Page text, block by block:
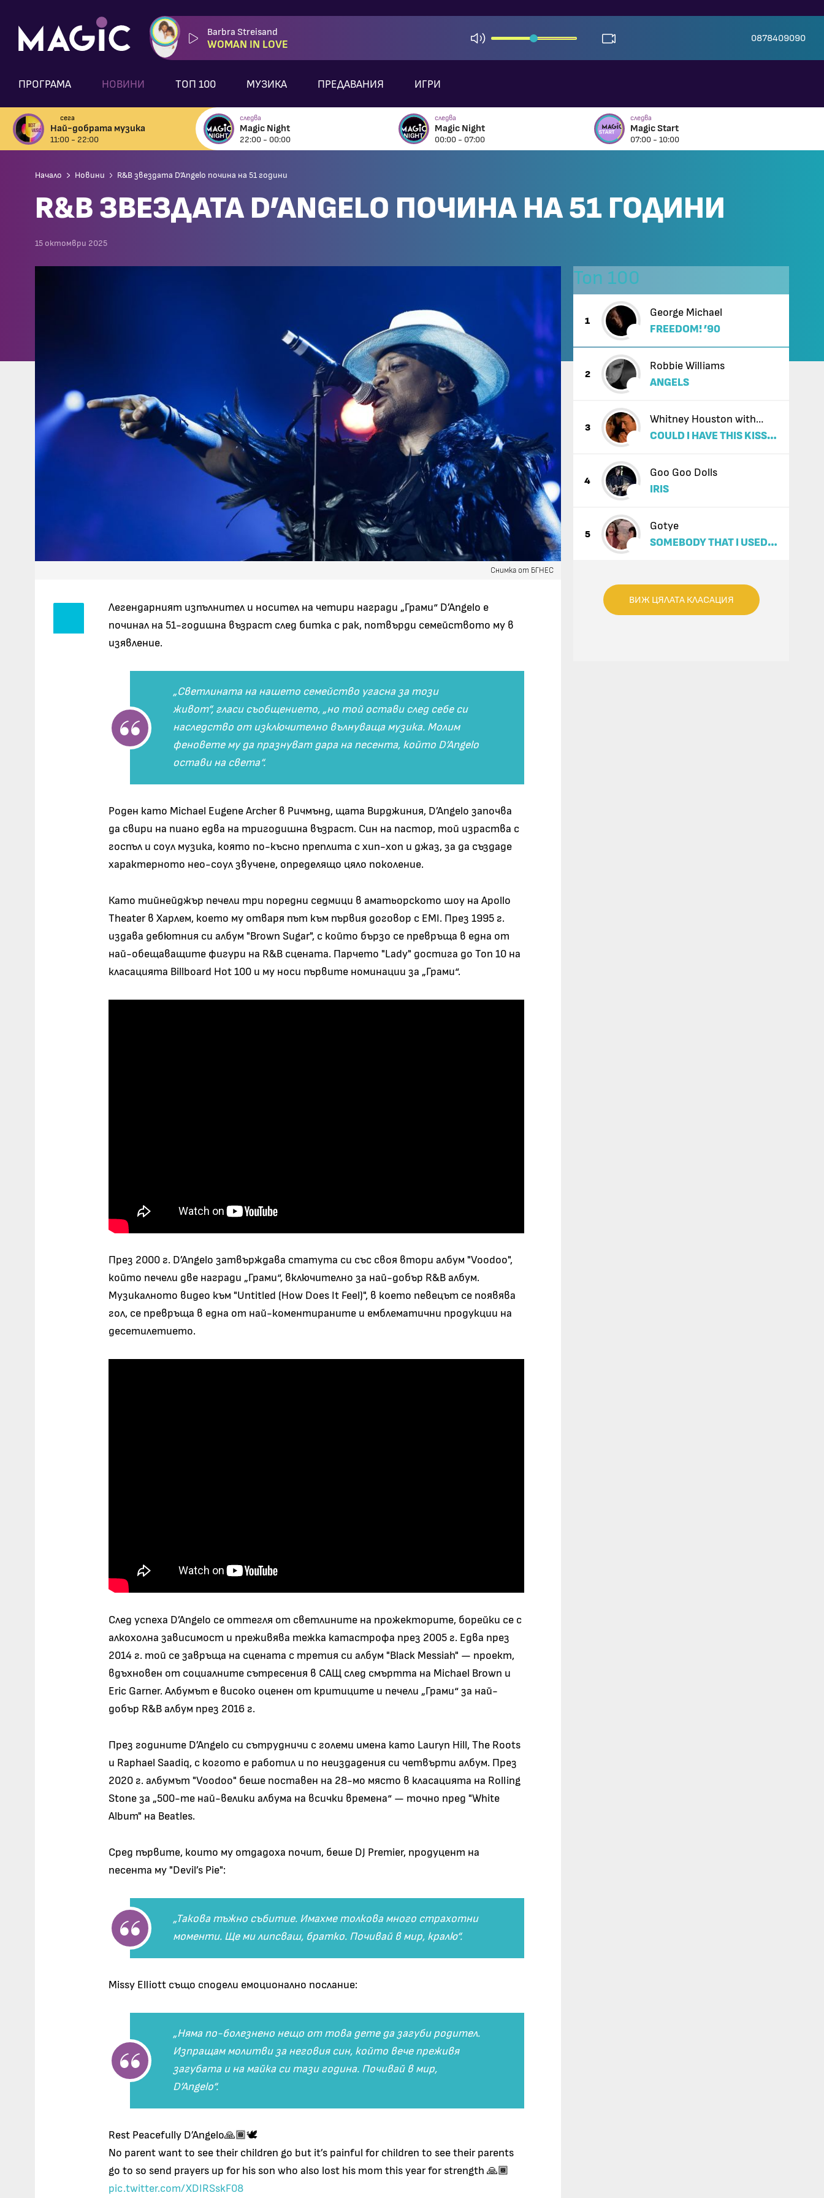
Barbra Streisand
WOMAN IN LOVE
0878409090
ПРОГРАМА НОВИНИ ТОП 100 МУЗИКА ПРЕДАВАНИЯ ИГРИ
сега
Най-добрата музика
11:00 - 22:00
следва
Magic Night
22:00 - 00:00
следва
Magic Night
00:00 - 07:00
следва
Magic Start
07:00 - 10:00
Начало Новини R&B звездата D’Angelo почина на 51 години
R&B ЗВЕЗДАТА D’ANGELO ПОЧИНА НА 51 ГОДИНИ
15 октомври 2025
Снимка от БГНЕС
Легендарният изпълнител и носител на четири награди „Грами“ D’Angelo е
починал на 51-годишна възраст след битка с рак, потвърди семейството му в
изявление.
„Светлината на нашето семейство угасна за този
живот“, гласи съобщението, „но той остави след себе си
наследство от изключително вълнуваща музика. Молим
феновете му да празнуват дара на песента, който D’Angelo
остави на света“.
Роден като Michael Eugene Archer в Ричмънд, щата Вирджиния, D’Angelo започва
да свири на пиано едва на тригодишна възраст. Син на пастор, той израства с
госпъл и соул музика, която по-късно преплита с хип-хоп и джаз, за да създаде
характерното нео-соул звучене, определящо цяло поколение.
Като тийнейджър печели три поредни седмици в аматьорското шоу на Apollo
Theater в Харлем, което му отваря път към първия договор с EMI. През 1995 г.
издава дебютния си албум "Brown Sugar", с който бързо се превръща в една от
най-обещаващите фигури на R&B сцената. Парчето "Lady" достига до Топ 10 на
класацията Billboard Hot 100 и му носи първите номинации за „Грами“.
През 2000 г. D’Angelo затвърждава статута си със своя втори албум "Voodoo",
който печели две награди „Грами“, включително за най-добър R&B албум.
Музикалното видео към "Untitled (How Does It Feel)", в което певецът се появява
гол, се превръща в една от най-коментираните и емблематични продукции на
десетилетието.
След успеха D’Angelo се оттегля от светлините на прожекторите, борейки се с
алкохолна зависимост и преживява тежка катастрофа през 2005 г. Едва през
2014 г. той се завръща на сцената с третия си албум "Black Messiah" — проект,
вдъхновен от социалните сътресения в САЩ след смъртта на Michael Brown и
Eric Garner. Албумът е високо оценен от критиците и печели „Грами“ за най-
добър R&B албум през 2016 г.
През годините D’Angelo си сътрудничи с големи имена като Lauryn Hill, The Roots
и Raphael Saadiq, с когото е работил и по неиздадения си четвърти албум. През
2020 г. албумът "Voodoo" беше поставен на 28-мо място в класацията на Rolling
Stone за „500-те най-велики албума на всички времена“ — точно пред "White
Album" на Beatles.
Сред първите, които му отдадоха почит, беше DJ Premier, продуцент на
песента му "Devil’s Pie":
„Такова тъжно събитие. Имахме толкова много страхотни
моменти. Ще ми липсваш, братко. Почивай в мир, кралю“.
Missy Elliott също сподели емоционално послание:
„Няма по-болезнено нещо от това дете да загуби родител.
Изпращам молитви за неговия син, който вече преживя
загубата и на майка си тази година. Почивай в мир,
D’Angelo“.
Rest Peacefully D’Angelo🙏🏾🕊️
No parent want to see their children go but it’s painful for children to see their parents
go to so send prayers up for his son who also lost his mom this year for strength 🙏🏾
pic.twitter.com/XDIRSskF08
Топ 100
1
George Michael
FREEDOM! ’90
2
Robbie Williams
ANGELS
3
Whitney Houston with
Enrique Iglesias
COULD I HAVE THIS KISS
4
Goo Goo Dolls
IRIS
5
Gotye
SOMEBODY THAT I USED
ВИЖ ЦЯЛАТА КЛАСАЦИЯ